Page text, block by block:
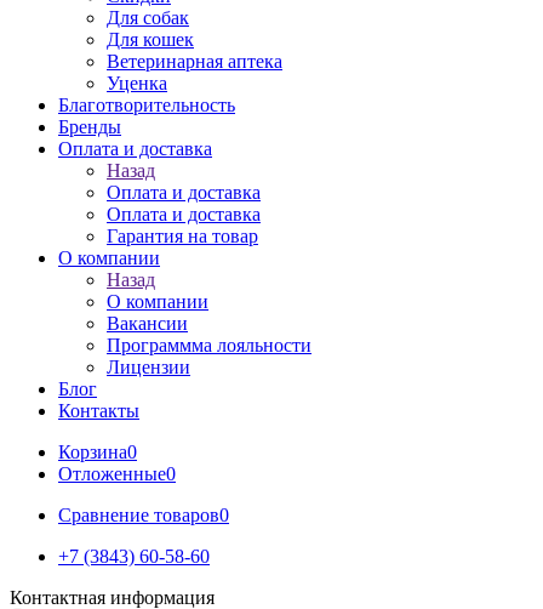
Для собак
Для кошек
Ветеринарная аптека
Уценка
Благотворительность
Бренды
Оплата и доставка
Назад
Оплата и доставка
Оплата и доставка
Гарантия на товар
О компании
Назад
О компании
Вакансии
Программма лояльности
Лицензии
Блог
Контакты
Корзина0
Отложенные0
Сравнение товаров0
+7 (3843) 60-58-60
Контактная информация